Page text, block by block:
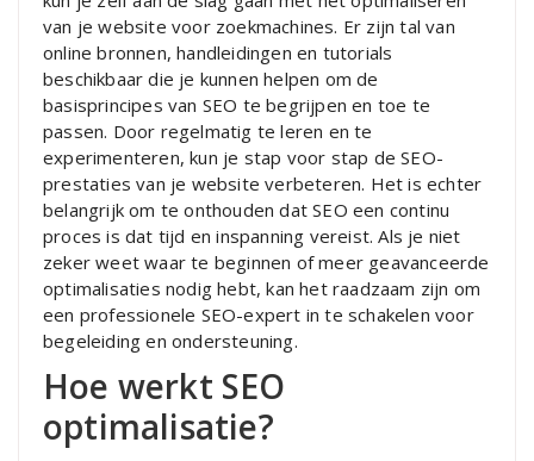
van je website voor zoekmachines. Er zijn tal van
online bronnen, handleidingen en tutorials
beschikbaar die je kunnen helpen om de
basisprincipes van SEO te begrijpen en toe te
passen. Door regelmatig te leren en te
experimenteren, kun je stap voor stap de SEO-
prestaties van je website verbeteren. Het is echter
belangrijk om te onthouden dat SEO een continu
proces is dat tijd en inspanning vereist. Als je niet
zeker weet waar te beginnen of meer geavanceerde
optimalisaties nodig hebt, kan het raadzaam zijn om
een professionele SEO-expert in te schakelen voor
begeleiding en ondersteuning.
Hoe werkt SEO
optimalisatie?